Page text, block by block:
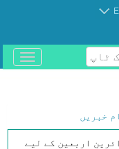
ٹاپ
باز
و
خبریں
اربعین کے لیے